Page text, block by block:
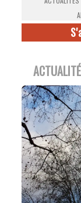
ACTUALITÉ